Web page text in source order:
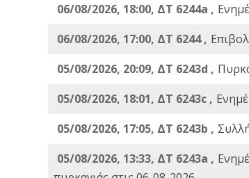
06/08/2026, 18:00, ΔΤ 6244a ,
06/08/2026, 17:00, ΔΤ 6244 ,
05/08/2026, 20:09, ΔΤ 6243d ,
05/08/2026, 18:01, ΔΤ 6243c ,
05/08/2026, 17:05, ΔΤ 6243b ,
05/08/2026, 13:33, ΔΤ 6243a ,